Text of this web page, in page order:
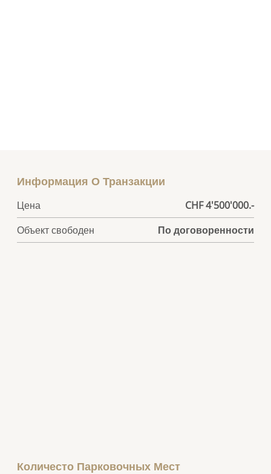
Информация О Транзакции
Цена
CHF 4'500'000.-
Объект свободен
По договоренности
Количесто Парковочных Мест